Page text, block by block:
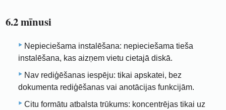
6.2 mīnusi
Nepieciešama instalēšana: nepieciešama tieša
instalēšana, kas aizņem vietu cietajā diskā.
Nav rediģēšanas iespēju: tikai apskatei, bez
dokumenta rediģēšanas vai anotācijas funkcijām.
Citu formātu atbalsta trūkums: koncentrējas tikai uz